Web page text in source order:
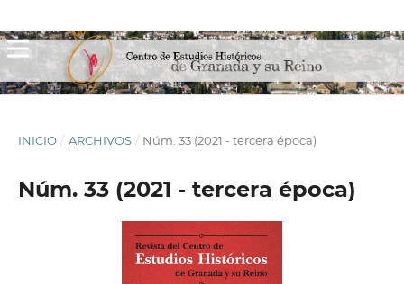
INICIO / ARCHIVOS / Núm. 33 (2021 - tercera época)
Núm. 33 (2021 - tercera época)